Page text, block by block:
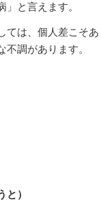
」と言えます。
は、個人差こそ
不調があります。
と）